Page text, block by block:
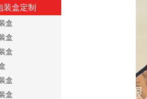
装盒定制
盒
盒
盒
盒
盒